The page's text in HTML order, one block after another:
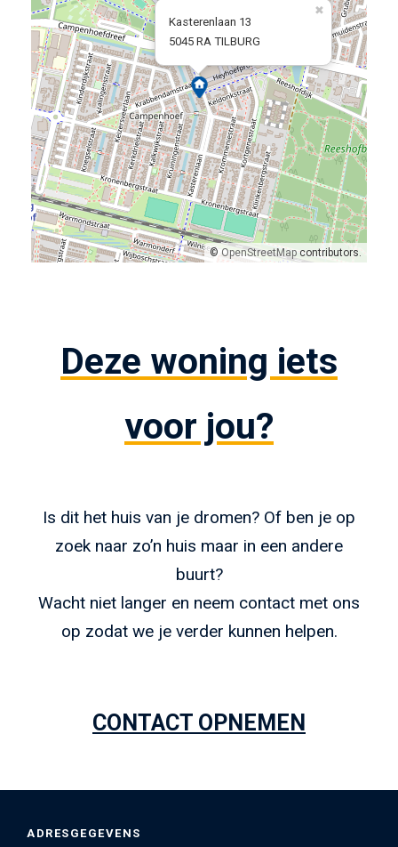
Kasterenlaan 13
5045 RA TILBURG
©OpenStreetMapcontributors.
Deze woning iets
voor jou?
Is dit het huis van je dromen? Of ben je op
zoek naar zo’n huis maar in een andere
buurt?
Wacht niet langer en neem contact met ons
op zodat we je verder kunnen helpen.
CONTACT OPNEMEN
ADRESGEGEVENS